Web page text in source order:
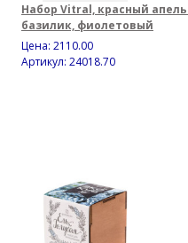
Набор Vitral, красный
базилик, фиолетовый
Цена: 2110.00
Артикул: 24018.70